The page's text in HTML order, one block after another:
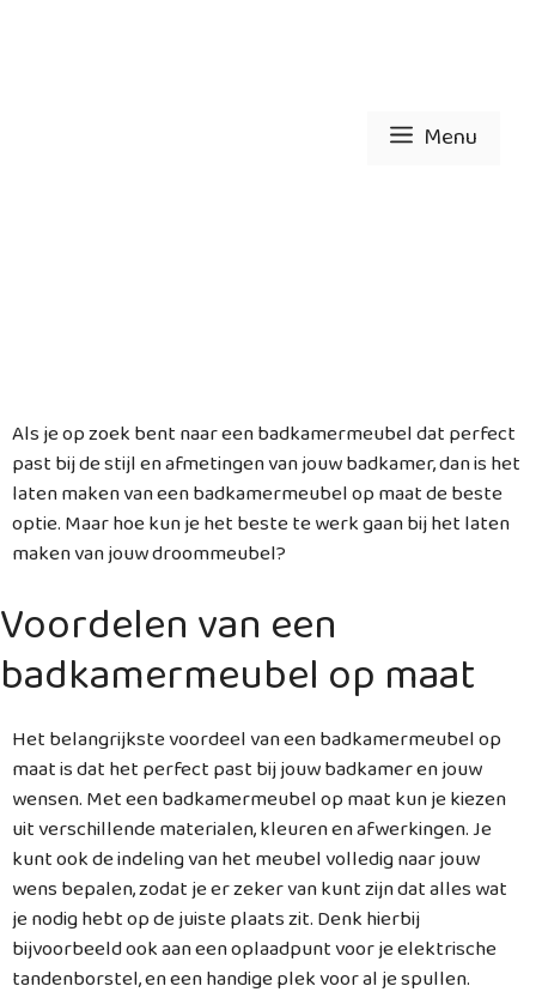
Menu
Als je op zoek bent naar een badkamermeubel dat perfect
past bij de stijl en afmetingen van jouw badkamer, dan is het
laten maken van een badkamermeubel op maat de beste
optie. Maar hoe kun je het beste te werk gaan bij het laten
maken van jouw droommeubel?
Voordelen van een
badkamermeubel op maat
Het belangrijkste voordeel van een badkamermeubel op
maat is dat het perfect past bij jouw badkamer en jouw
wensen. Met een badkamermeubel op maat kun je kiezen
uit verschillende materialen, kleuren en afwerkingen. Je
kunt ook de indeling van het meubel volledig naar jouw
wens bepalen, zodat je er zeker van kunt zijn dat alles wat
je nodig hebt op de juiste plaats zit. Denk hierbij
bijvoorbeeld ook aan een oplaadpunt voor je elektrische
tandenborstel, en een handige plek voor al je spullen.